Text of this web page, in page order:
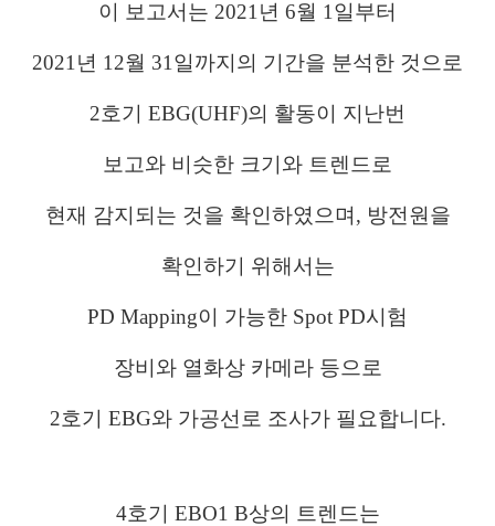
이 보고서는 2021년 6월 1일부터
2021년 12월 31일까지의 기간을 분석한 것으로
2호기 EBG(UHF)의 활동이 지난번
보고와 비슷한 크기와 트렌드로
현재 감지되는 것을 확인하였으며, 방전원을
확인하기 위해서는
PD Mapping이 가능한 Spot PD시험
장비와 열화상 카메라 등으로
2호기 EBG와 가공선로 조사가 필요합니다.
4호기 EBO1 B상의 트렌드는